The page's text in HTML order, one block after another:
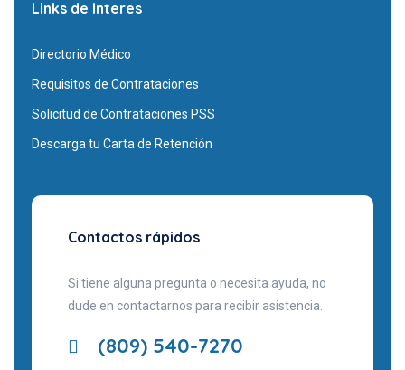
Links de Interes
Directorio Médico
Requisitos de Contrataciones
Solicitud de Contrataciones PSS
Descarga tu Carta de Retención
Contactos rápidos
Si tiene alguna pregunta o necesita ayuda, no
dude en contactarnos para recibir asistencia.
(809) 540-7270